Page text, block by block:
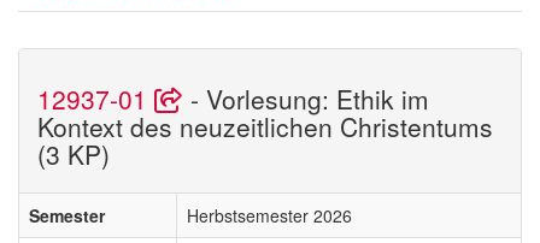
12937-01 - Vorlesung: Ethik im
Kontext des neuzeitlichen Christentums
(3 KP)
Semester
Herbstsemester 2026